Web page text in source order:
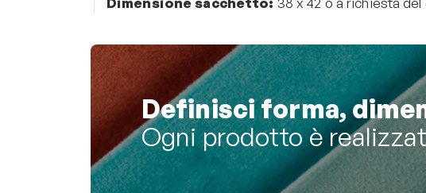
Definisci forma,
Ogni prodotto è